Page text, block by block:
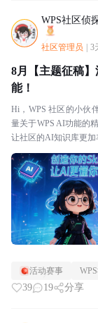
WPS社区侦
社区管理员 3
8月【主题征稿
能！
Hi，WPS 社区的小伙
量关于WPS AI功能的
让社区的AI知识库更加
题扩展到更广阔的AI世
活动赛事
39 19 分享